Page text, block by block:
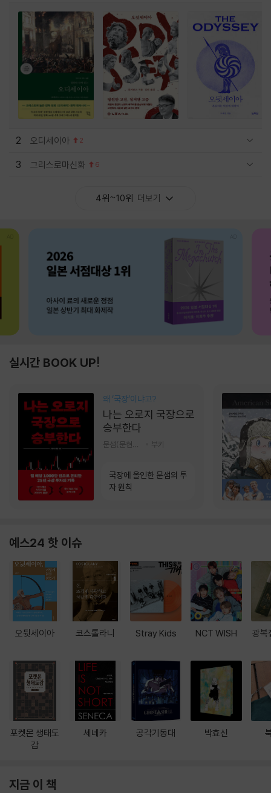
2 오디세이아 2
3 그리스로마신화 6
4위~10위 더보기
실시간 BOOK UP!
왜 ‘국장‘이냐고?
나는 오로지 국장으로
승부한다
부키
국장에 올인한 문샘의 투
자 원칙
예스24 핫 이슈
오뒷세이아
포켓몬 생태도
감
코스톨라니
세네카
Stray Kids
공각기동대
NCT WISH
박효신
광복
지금 이 책